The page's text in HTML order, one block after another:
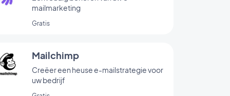
mailmarketing
Gratis
Mailchimp
Creëer een heuse e-mailstrategie voor
uw bedrijf